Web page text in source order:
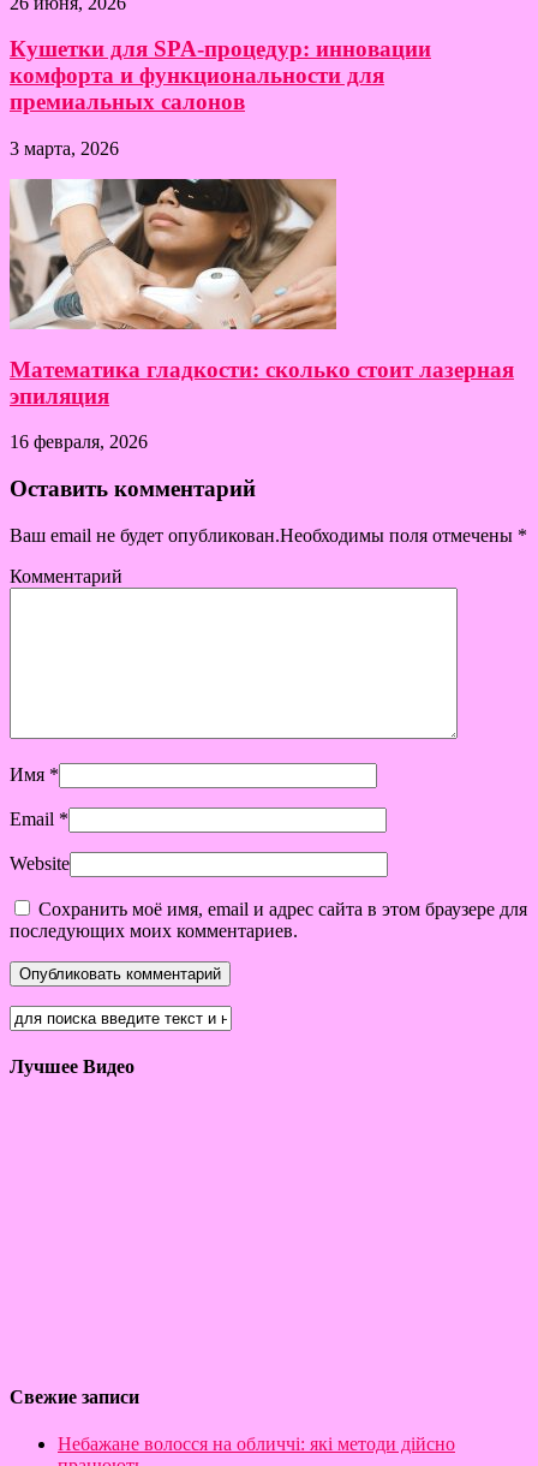
Кушетки для SPA-процедур: инновации
комфорта и функциональности для
премиальных салонов
3 марта, 2026
Математика гладкости: сколько стоит лазерная
эпиляция
16 февраля, 2026
Оставить комментарий
Ваш email не будет опубликован.Необходимы поля отмечены *
Комментарий
Имя *
Email *
Website
Сохранить моё имя, email и адрес сайта в этом браузере для
последующих моих комментариев.
Лучшее Видео
Свежие записи
Небажане волосся на обличчі: які методи дійсно